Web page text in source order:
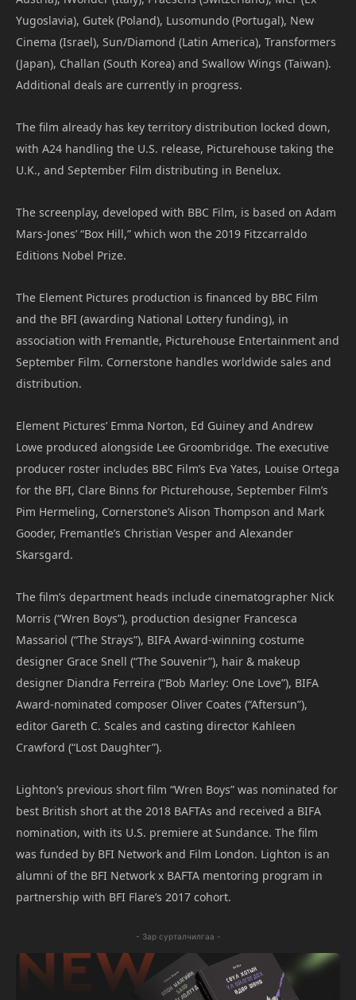
Yugoslavia), Gutek (Poland), Lusomundo (Portugal), New
Cinema (Israel), Sun/Diamond (Latin America), Transformers
(Japan), Challan (South Korea) and Swallow Wings (Taiwan).
Additional deals are currently in progress.
The film already has key territory distribution locked down,
with A24 handling the U.S. release, Picturehouse taking the
U.K., and September Film distributing in Benelux.
The screenplay, developed with BBC Film, is based on Adam
Mars-Jones’ “Box Hill,” which won the 2019 Fitzcarraldo
Editions Nobel Prize.
The Element Pictures production is financed by BBC Film
and the BFI (awarding National Lottery funding), in
association with Fremantle, Picturehouse Entertainment and
September Film. Cornerstone handles worldwide sales and
distribution.
Element Pictures’ Emma Norton, Ed Guiney and Andrew
Lowe produced alongside Lee Groombridge. The executive
producer roster includes BBC Film’s Eva Yates, Louise Ortega
for the BFI, Clare Binns for Picturehouse, September Film’s
Pim Hermeling, Cornerstone’s Alison Thompson and Mark
Gooder, Fremantle’s Christian Vesper and Alexander
Skarsgard.
The film’s department heads include cinematographer Nick
Morris (“Wren Boys”), production designer Francesca
Massariol (“The Strays”), BIFA Award-winning costume
designer Grace Snell (“The Souvenir”), hair & makeup
designer Diandra Ferreira (“Bob Marley: One Love”), BIFA
Award-nominated composer Oliver Coates (“Aftersun”),
editor Gareth C. Scales and casting director Kahleen
Crawford (“Lost Daughter”).
Lighton’s previous short film “Wren Boys” was nominated for
best British short at the 2018 BAFTAs and received a BIFA
nomination, with its U.S. premiere at Sundance. The film
was funded by BFI Network and Film London. Lighton is an
alumni of the BFI Network x BAFTA mentoring program in
partnership with BFI Flare’s 2017 cohort.
- Зар сурталчилгаа -